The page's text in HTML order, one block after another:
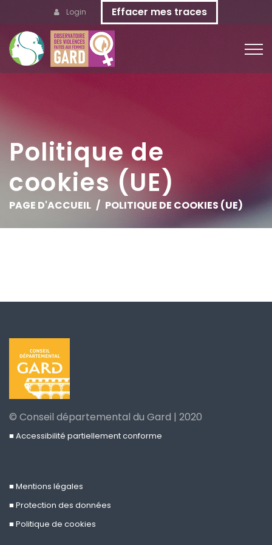
Login Effacer mes traces
Politique de
cookies (UE)
PAGE D'ACCUEIL POLITIQUE DE COOKIES (UE)
© Conseil départemental du Gard | 2020
■ Accessibilité partiellement conforme
■ Mentions légales
■ Protection des données
■ Politique de cookies